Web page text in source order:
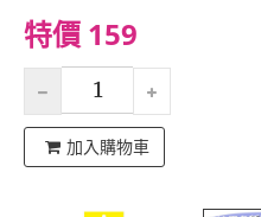
特價 159
加入購物車